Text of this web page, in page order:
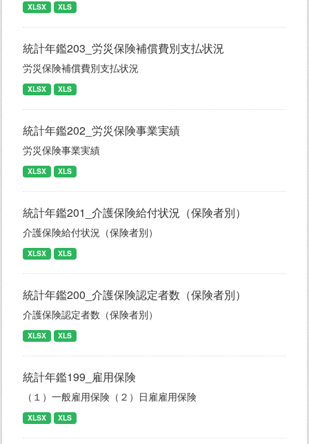
XLSX XLS
統計年鑑203_労災保険補償費別支払状況
労災保険補償費別支払状況
XLSX XLS
統計年鑑202_労災保険事業実績
労災保険事業実績
XLSX XLS
統計年鑑201_介護保険給付状況（保険者別）
介護保険給付状況（保険者別）
XLSX XLS
統計年鑑200_介護保険認定者数（保険者別）
介護保険認定者数（保険者別）
XLSX XLS
統計年鑑199_雇用保険
（１）一般雇用保険（２）日雇雇用保険
XLSX XLS